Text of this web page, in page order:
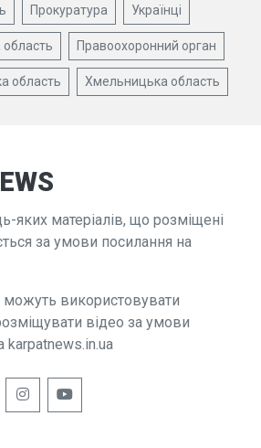
Прокуратура Українці
область Правоохоронний орган
область Хмельницька область
яких матеріалів, що розміщені
за умови посилання на
можуть використовувати
відео за умови
karpatnews.in.ua